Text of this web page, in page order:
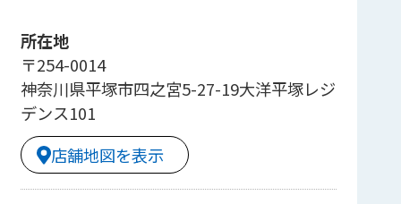
所在地
〒254-0014
神奈川県平塚市四之宮5-27-19大洋平塚レジ
デンス101
店舗地図を表示